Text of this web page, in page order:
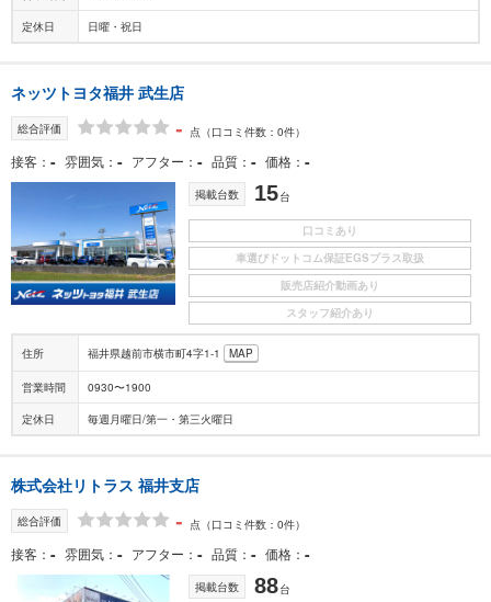
定休日 日曜・祝日
ネッツトヨタ福井 武生店
総合評価 - 点 （口コミ件数：0件）
接客 - 雰囲気 - アフター - 品質 - 価格 -
掲載台数 15台
口コミあり
車選びドットコム保証EGSプラス取扱
販売店紹介動画あり
スタッフ紹介あり
住所 福井県越前市横市町4字1-1 MAP
営業時間 0930〜1900
定休日 毎週月曜日/第一・第三火曜日
株式会社リトラス 福井支店
総合評価 - 点 （口コミ件数：0件）
接客 - 雰囲気 - アフター - 品質 - 価格 -
掲載台数 88台